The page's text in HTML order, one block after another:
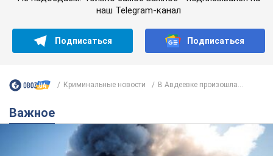
наш Telegram-канал
Подписаться Подписаться
Криминальные новости В Авдеевке произошла...
Важное